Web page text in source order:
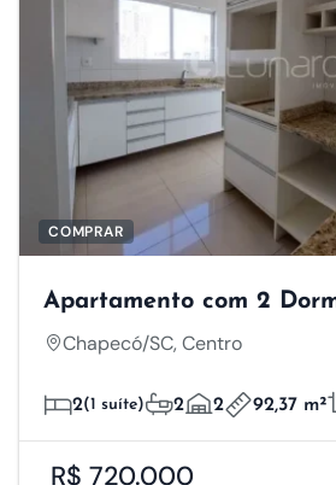
COMPRAR
Apartamento com 2
Chapecó/SC, Centro
2(1 suíte) 2 2 92,37 m²
R$ 720.000